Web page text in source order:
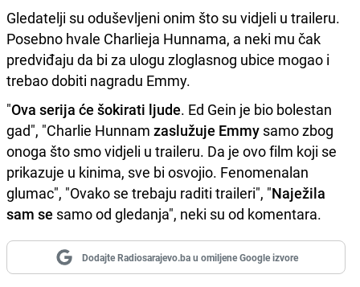
Gledatelji su oduševljeni onim što su vidjeli u traileru.
Posebno hvale Charlieja Hunnama, a neki mu čak
predviđaju da bi za ulogu zloglasnog ubice mogao i
trebao dobiti nagradu Emmy.
"Ova serija će šokirati ljude. Ed Gein je bio bolestan
gad", "Charlie Hunnam zaslužuje Emmy samo zbog
onoga što smo vidjeli u traileru. Da je ovo film koji se
prikazuje u kinima, sve bi osvojio. Fenomenalan
glumac", "Ovako se trebaju raditi traileri", "Naježila
sam se samo od gledanja", neki su od komentara.
Dodajte Radiosarajevo.ba u omiljene Google izvore